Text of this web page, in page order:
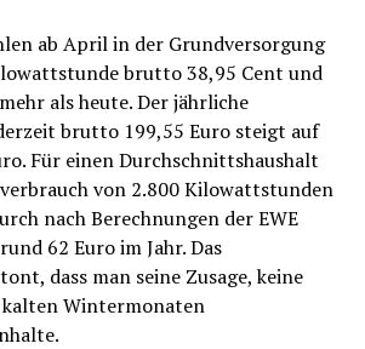
ab April in der Grundversorgung
brutto 38,95 Cent und
als heute. Der jährliche
brutto 199,55 Euro steigt auf
Für einen Durchschnittshaushalt
von 2.800 Kilowattstunden
nach Berechnungen der EWE
62 Euro im Jahr. Das
dass man seine Zusage, keine
Wintermonaten